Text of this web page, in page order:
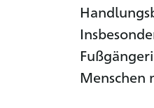
Menschen